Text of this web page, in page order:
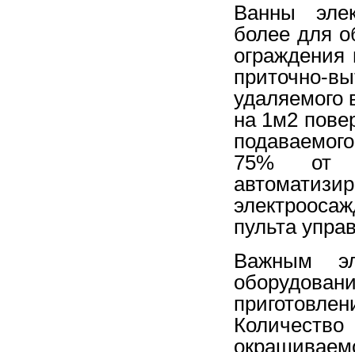
Ванны
более для
ограждения
удаляемого
на 1м2
75% от
пульта
Важным